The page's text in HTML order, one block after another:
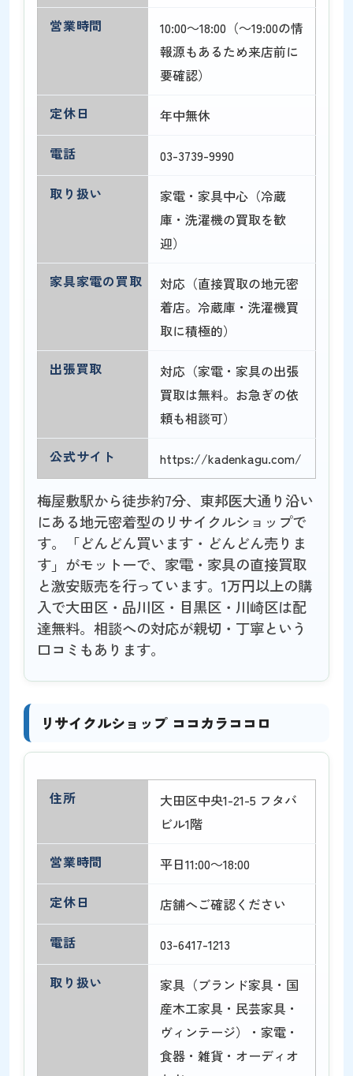
営業時間
10:00～18:00（～19:00の情
報源もあるため来店前に
要確認）
定休日
年中無休
電話
03-3739-9990
取り扱い
家電・家具中心（冷蔵
庫・洗濯機の買取を歓
迎）
家具家電の買取
対応（直接買取の地元密
着店。冷蔵庫・洗濯機買
取に積極的）
出張買取
対応（家電・家具の出張
買取は無料。お急ぎの依
頼も相談可）
公式サイト
https://kadenkagu.com/
梅屋敷駅から徒歩約7分、東邦医大通り沿い
にある地元密着型のリサイクルショップで
す。「どんどん買います・どんどん売りま
す」がモットーで、家電・家具の直接買取
と激安販売を行っています。1万円以上の購
入で大田区・品川区・目黒区・川崎区は配
達無料。相談への対応が親切・丁寧という
口コミもあります。
リサイクルショップ ココカラココロ
住所
大田区中央1-21-5 フタバ
ビル1階
営業時間
平日11:00～18:00
定休日
店舗へご確認ください
電話
03-6417-1213
取り扱い
家具（ブランド家具・国
産木工家具・民芸家具・
ヴィンテージ）・家電・
食器・雑貨・オーディオ